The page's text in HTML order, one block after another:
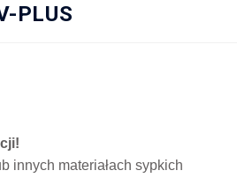
PLUS
innych materiałach sypkich